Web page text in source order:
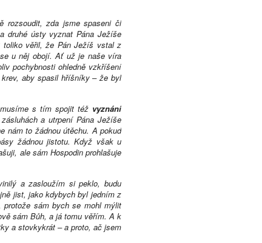
rozsoudit, zda jsme spaseni či
druhé ústy vyznat Pána Ježíše
věřil, že Pán Ježíš vstal z
u něj obojí. Ať už je naše víra
pochybnosti ohledně vzkříšení
aby spasil hříšníky – že byl
s tím spojit též vyznání
a utrpení Pána Ježíše
nám to žádnou útěchu. A pokud
žádnou jistotu. Když však u
ale sám Hospodin prohlašuje
a zasloužím si peklo, budu
jist, jako kdybych byl jedním z
sám bych se mohl mýlit
sám Bůh, a já tomu věřím. A k
a stovkykrát – a proto, ač jsem